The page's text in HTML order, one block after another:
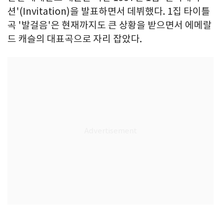
션'(Invitation)을 발표하면서 데뷔했다. 1집 타이틀
곡 '발걸음'은 현재까지도 큰 상황을 받으면서 에메랄
드 캐슬의 대표곡으로 자리 잡았다.